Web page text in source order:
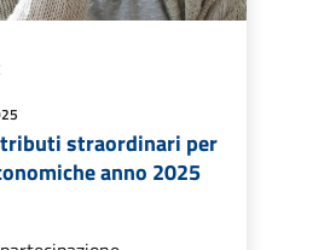
straordinari per
anno 2025